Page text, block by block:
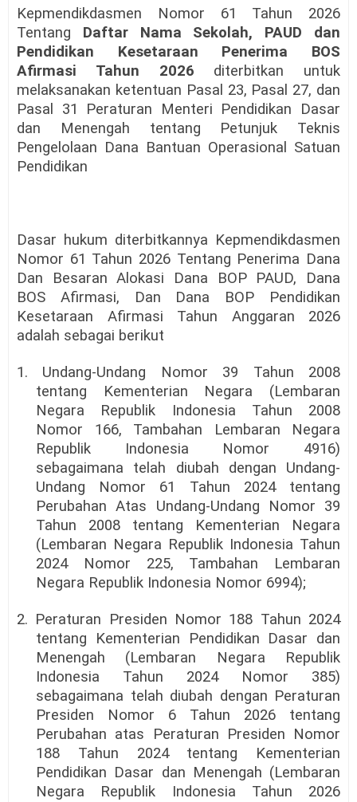
Kepmendikdasmen Nomor 61 Tahun 2026
Tentang Daftar Nama Sekolah, PAUD dan
Pendidikan Kesetaraan Penerima BOS
Afirmasi Tahun 2026 diterbitkan untuk
melaksanakan ketentuan Pasal 23, Pasal 27, dan
Pasal 31 Peraturan Menteri Pendidikan Dasar
dan Menengah tentang Petunjuk Teknis
Pengelolaan Dana Bantuan Operasional Satuan
Pendidikan
Dasar hukum diterbitkannya Kepmendikdasmen
Nomor 61 Tahun 2026 Tentang Penerima Dana
Dan Besaran Alokasi Dana BOP PAUD, Dana
BOS Afirmasi, Dan Dana BOP Pendidikan
Kesetaraan Afirmasi Tahun Anggaran 2026
adalah sebagai berikut
1. Undang-Undang Nomor 39 Tahun 2008
tentang Kementerian Negara (Lembaran
Negara Republik Indonesia Tahun 2008
Nomor 166, Tambahan Lembaran Negara
Republik Indonesia Nomor 4916)
sebagaimana telah diubah dengan Undang-
Undang Nomor 61 Tahun 2024 tentang
Perubahan Atas Undang-Undang Nomor 39
Tahun 2008 tentang Kementerian Negara
(Lembaran Negara Republik Indonesia Tahun
2024 Nomor 225, Tambahan Lembaran
Negara Republik Indonesia Nomor 6994);
2. Peraturan Presiden Nomor 188 Tahun 2024
tentang Kementerian Pendidikan Dasar dan
Menengah (Lembaran Negara Republik
Indonesia Tahun 2024 Nomor 385)
sebagaimana telah diubah dengan Peraturan
Presiden Nomor 6 Tahun 2026 tentang
Perubahan atas Peraturan Presiden Nomor
188 Tahun 2024 tentang Kementerian
Pendidikan Dasar dan Menengah (Lembaran
Negara Republik Indonesia Tahun 2026